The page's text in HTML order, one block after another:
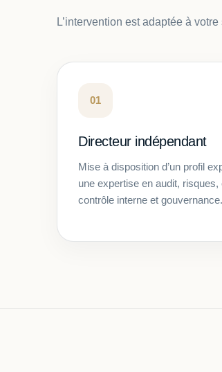
L’intervention est adaptée à
01
Directeur indépendant
Mise à disposition d’un profil
une expertise en audit, risques,
contrôle interne et gouvernance.